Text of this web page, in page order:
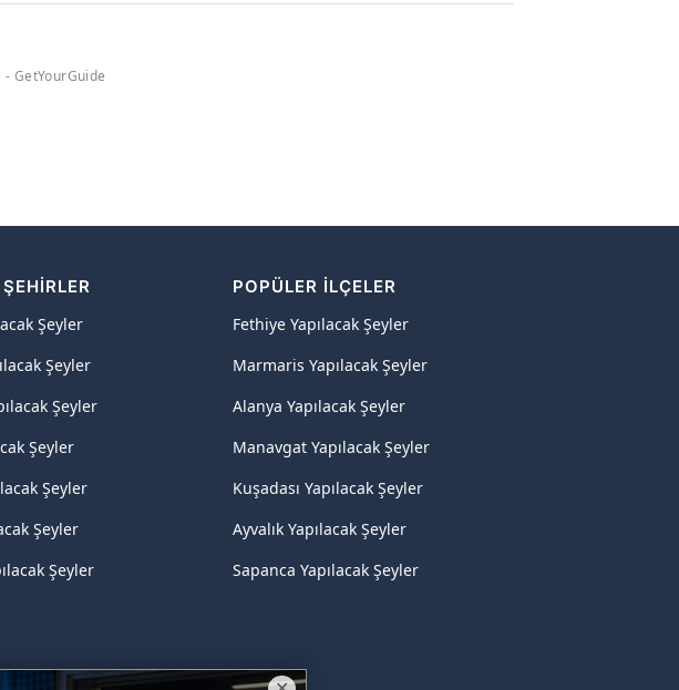
- GetYourGuide
Şeyler
Şeyler
Şeyler
Şeyler
Şeyler
Şeyler
Şeyler
POPÜLER İLÇELER
Fethiye Yapılacak Şeyler
Marmaris Yapılacak Şeyler
Alanya Yapılacak Şeyler
Manavgat Yapılacak Şeyler
Kuşadası Yapılacak Şeyler
Ayvalık Yapılacak Şeyler
Sapanca Yapılacak Şeyler